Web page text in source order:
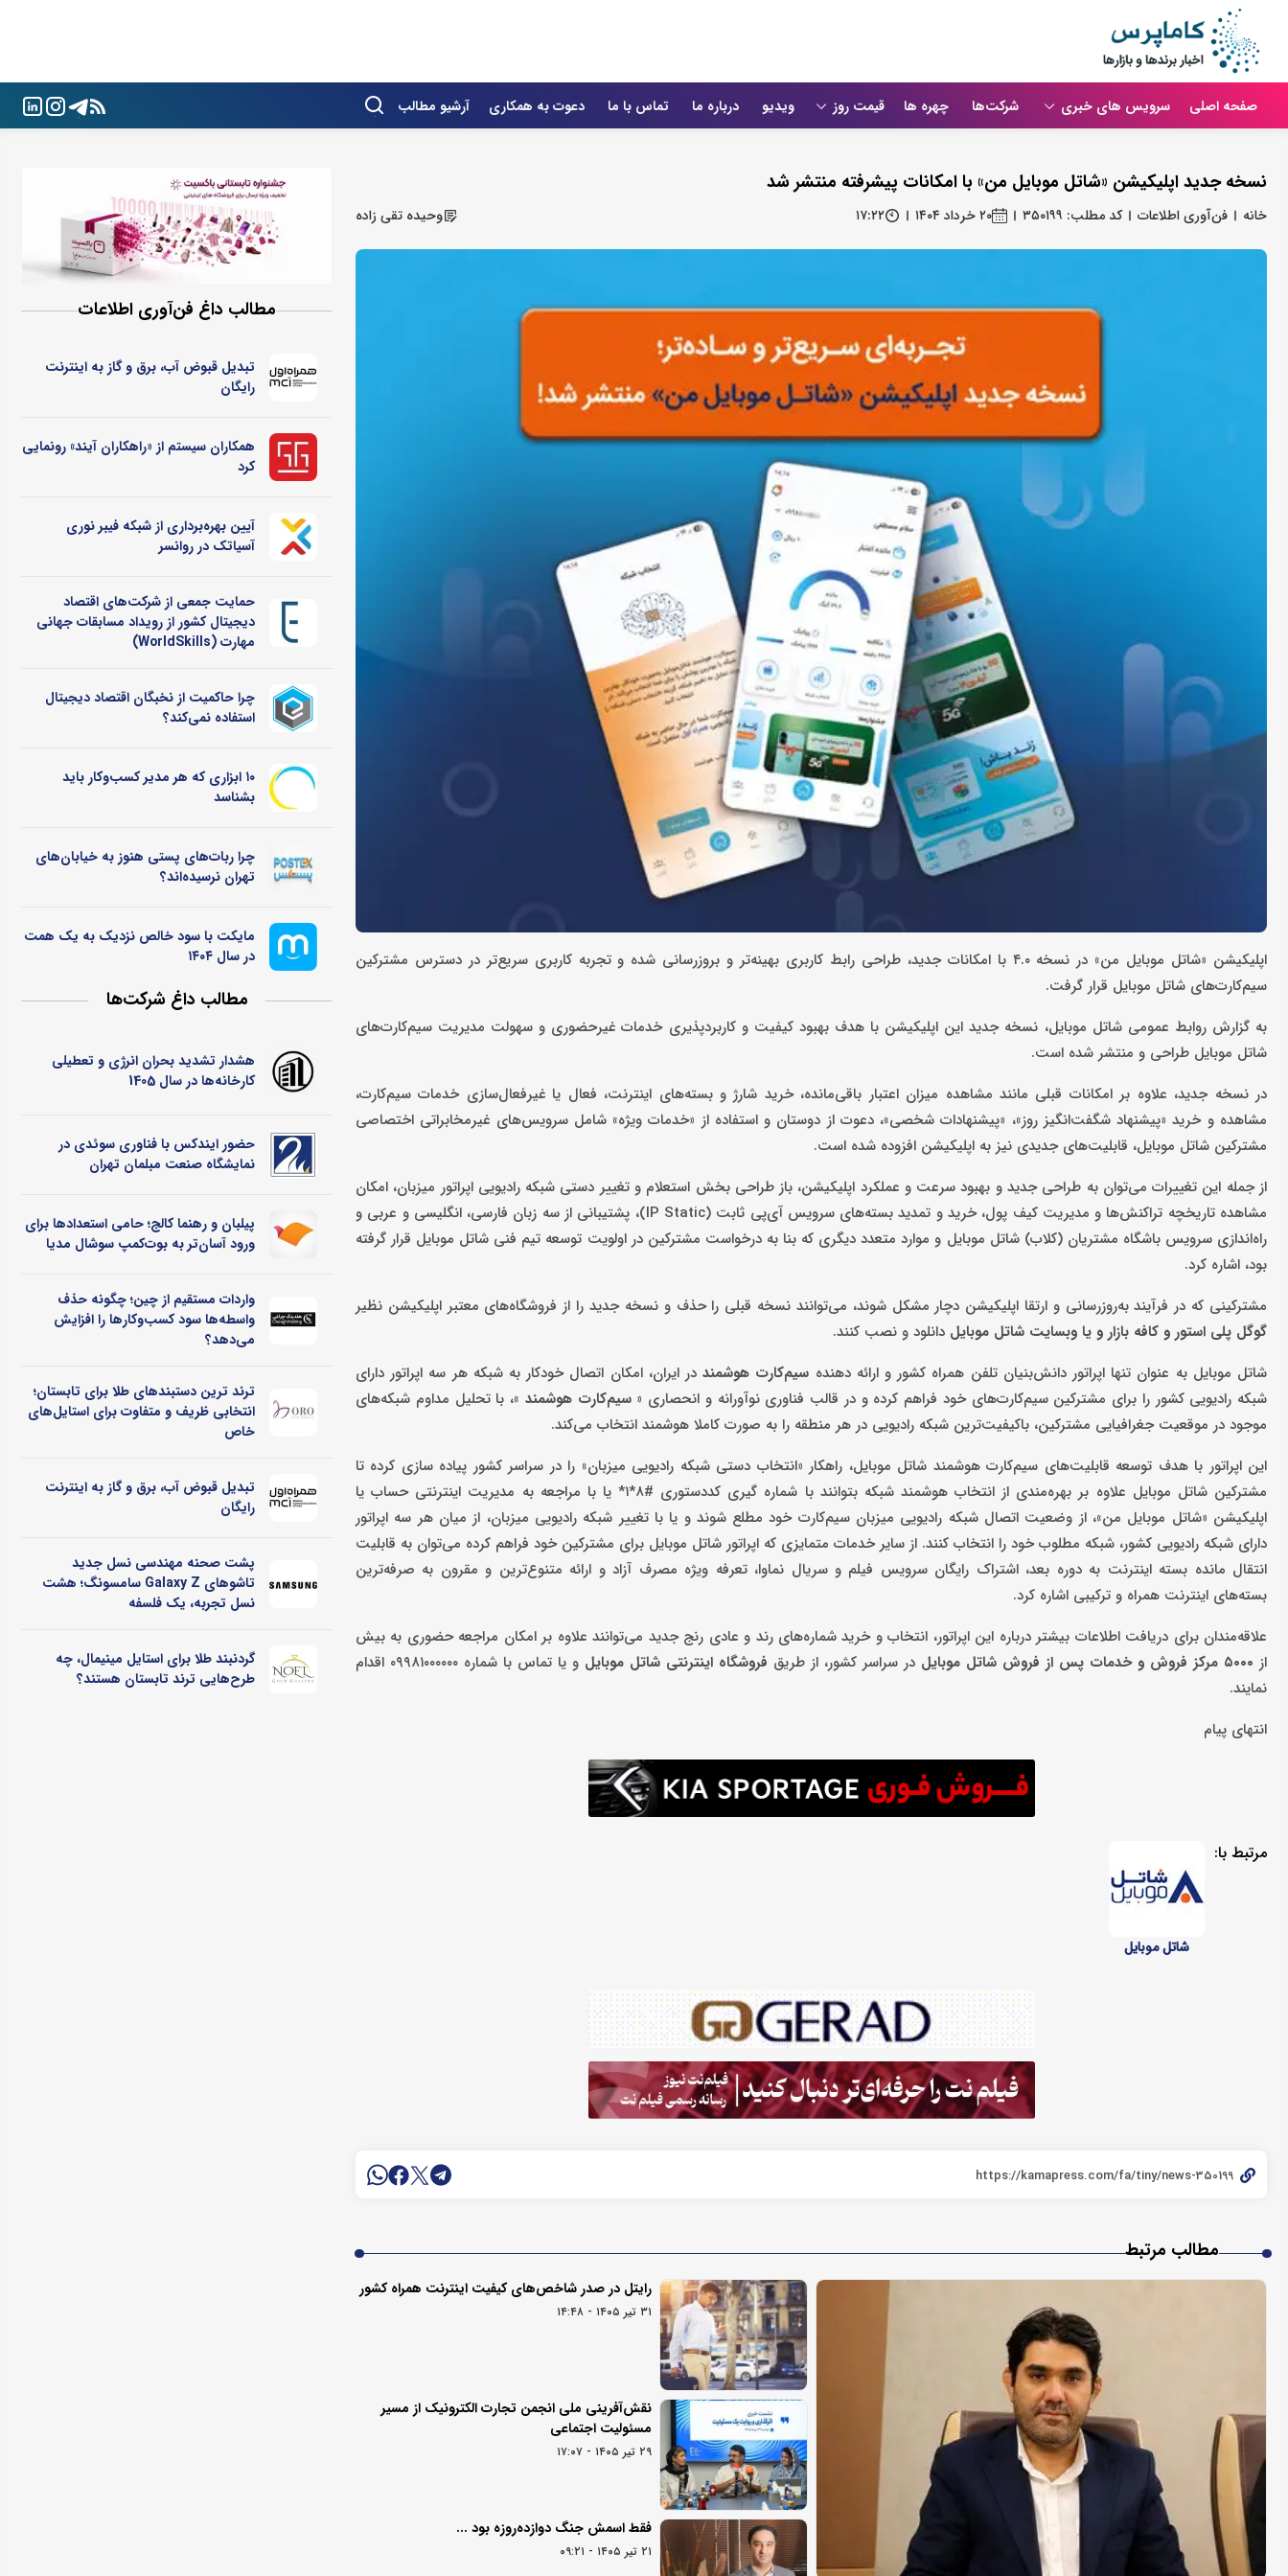
صفحه اصلی سرویس های خبری شرکت‌ها چهره ها قیمت روز ویدیو درباره ما تماس با ما دعوت به همکاری آرشیو مطالب
نسخه جدید اپلیکیشن «شاتل ‌موبایل من» با امکانات پیشرفته‌ منتشر شد
خانه فن‌آوری اطلاعات کد مطلب: ۳۵۰۱۹۹ ۲۰ خرداد ۱۴۰۴ ۱۷:۲۲ وحیده تقی زاده
اپلیکیشن «شاتل ‌موبایل من» در نسخه ۴.۰ با امکانات جدید، طراحی رابط کاربری بهینه‌تر و بروزرسانی شده و تجربه کاربری سریع‌تر در دسترس مشترکین
سیم‌کارت‌های شاتل موبایل قرار گرفت.
به گزارش روابط عمومی شاتل موبایل، نسخه جدید این اپلیکیشن با هدف بهبود کیفیت و کاربردپذیری خدمات غیرحضوری و سهولت مدیریت سیم‌کارت‌های
شاتل موبایل طراحی و منتشر شده است.
در نسخه جدید، علاوه بر امکانات قبلی مانند مشاهده میزان اعتبار باقی‌مانده، خرید شارژ و بسته‌های اینترنت، فعال یا غیرفعال‌سازی خدمات سیم‌کارت،
مشاهده و خرید «پیشنهاد شگفت‌انگیز روز»، «پیشنهادات شخصی»، دعوت از دوستان و استفاده از «خدمات ویژه» شامل سرویس‌های غیرمخابراتی اختصاصی
مشترکین شاتل موبایل، قابلیت‌های جدیدی نیز به اپلیکیشن افزوده شده است.
از جمله این تغییرات می‌توان به طراحی جدید و بهبود سرعت و عملکرد اپلیکیشن، باز طراحی بخش استعلام و تغییر دستی شبکه رادیویی اپراتور میزبان، امکان
مشاهده تاریخچه تراکنش‌ها و مدیریت کیف پول، خرید و تمدید بسته‌های سرویس آی‌پی ثابت (IP Static)، پشتیبانی از سه زبان فارسی، انگلیسی و عربی و
راه‌اندازی سرویس باشگاه مشتریان (کلاب) شاتل موبایل و موارد متعدد دیگری که بنا به درخواست مشترکین در اولویت توسعه تیم فنی شاتل‌ موبایل قرار گرفته
بود، اشاره کرد.
مشترکینی که در فرآیند به‌روزرسانی و ارتقا اپلیکیشن دچار مشکل شوند، می‌توانند نسخه قبلی را حذف و نسخه جدید را از فروشگاه‌های معتبر اپلیکیشن نظیر
گوگل پلی استور و کافه بازار و یا وبسایت شاتل موبایل دانلود و نصب کنند.
شاتل‌‌ موبایل به عنوان تنها اپراتور دانش‌بنیان تلفن همراه کشور و ارائه‌ دهنده سیم‌کارت هوشمنددر ایران، امکان اتصال خودکار به شبکه هر سه اپراتور دارای
شبکه رادیویی کشور را برای مشترکین سیم‌کارت‏‌های خود فراهم کرده و در قالب فناوری نوآورانه و انحصاری «سیم‌کارت هوشمند »، با تحلیل مداوم شبکه‏‌های
موجود در موقعیت جغرافیایی مشترکین، باکیفیت‌ترین شبکه رادیویی در هر منطقه را به‏‌ صورت کاملا هوشمند انتخاب می‌کند.
این اپراتور با هدف توسعه قابلیت‌های سیم‌کارت هوشمند شاتل موبایل، راهکار «انتخاب دستی شبکه رادیویی میزبان» را در سراسر کشور پیاده سازی کرده تا
مشترکین شاتل موبایل علاوه بر بهره‌مندی از انتخاب هوشمند شبکه بتوانند با شماره گیری کددستوری #۸*۱* یا با مراجعه به مدیریت اینترنتی حساب یا
اپلیکیشن «شاتل‌‏‌ موبایل من»، از وضعیت اتصال شبکه رادیویی میزبان سیم‌کارت خود مطلع شوند و یا با تغییر شبکه رادیویی میزبان، از میان هر سه اپراتور
دارای شبکه رادیویی کشور، شبکه مطلوب خود را انتخاب کنند. از سایر خدمات متمایزی که اپراتور شاتل موبایل برای مشترکین خود فراهم کرده می‌توان به قابلیت
انتقال مانده بسته اینترنت به دوره بعد، اشتراک رایگان سرویس فیلم و سریال نماوا، تعرفه ویژه مصرف آزاد و ارائه متنوع‌ترین و مقرون به صرفه‌ترین
بسته‌های اینترنت همراه و ترکیبی اشاره کرد.
علاقه‌مندان برای دریافت اطلاعات بیشتر درباره این اپراتور، انتخاب و خرید شماره‌های رند و عادی رنج جدید می‌توانند علاوه بر امکان مراجعه حضوری به بیش
از ۵۰۰۰ مرکز فروش و خدمات پس از فروش شاتل موبایل در سراسر کشور، از طریق فروشگاه اینترنتی شاتل موبایل
و یا تماس با شماره ۰۹۹۸۱۰۰۰۰۰۰ اقدام
نمایند.
انتهای پیام
مرتبط با:
شاتل موبایل
مطالب مرتبط
رایتل در صدر شاخص‌های کیفیت اینترنت همراه کشور
۳۱ تیر ۱۴۰۵ - ۱۴:۴۸
نقش‌آفرینی ملی انجمن تجارت الکترونیک از مسیر
مسئولیت اجتماعی
۲۹ تیر ۱۴۰۵ - ۱۷:۰۷
فقط اسمش جنگ دوازده‌روزه بود ...
۲۱ تیر ۱۴۰۵ - ۰۹:۲۱
مطالب داغ فن‌آوری اطلاعات
تبدیل قبوض آب، برق و گاز به اینترنت
رایگان
همکاران سیستم از «راهکاران آیند» رونمایی
کرد
آیین بهره‌برداری از شبکه فیبر نوری
آسیاتک در روانسر
حمایت جمعی از شرکت‌های اقتصاد
دیجیتال کشور از رویداد مسابقات جهانی
مهارت (WorldSkills)
چرا حاکمیت از نخبگان اقتصاد دیجیتال
استفاده نمی‌کند؟
۱۰ ابزاری که هر مدیر کسب‌وکار باید
بشناسد
چرا ربات‌های پستی هنوز به خیابان‌های
تهران نرسیده‌اند؟
مایکت با سود خالص نزدیک به یک همت
در سال ۱۴۰۴
مطالب داغ شرکت‌ها
هشدار تشدید بحران انرژی و تعطیلی
کارخانه‌ها در سال 1405
حضور ایندکس با فناوری سوئدی در
نمایشگاه صنعت مبلمان تهران
پیلبان و رهنما کالج؛ حامی استعدادها برای
ورود آسان‌تر به بوت‌کمپ سوشال مدیا
واردات مستقیم از چین؛ چگونه حذف
واسطه‌ها سود کسب‌وکارها را افزایش
می‌دهد؟
ترند ترین دستبندهای طلا برای تابستان؛
انتخابی ظریف و متفاوت برای استایل‌های
خاص
تبدیل قبوض آب، برق و گاز به اینترنت
رایگان
پشت صحنه مهندسی نسل جدید
تاشوهای Galaxy Z سامسونگ؛ هشت
نسل تجربه، یک فلسفه
گردنبند طلا برای استایل مینیمال، چه
طرح‌هایی ترند تابستان هستند؟